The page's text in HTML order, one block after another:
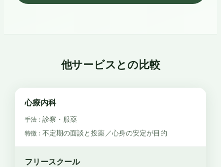
他サービスとの比較
心療内科
診察・服薬
不定期の面談と投薬／心身の安定が目的
フリースクール